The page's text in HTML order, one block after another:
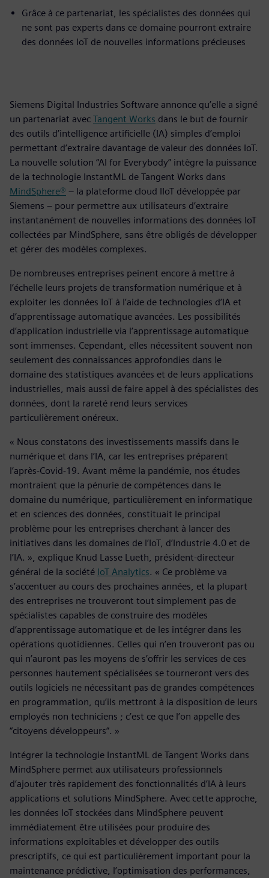
Grâce à ce partenariat, les spécialistes des données qui
ne sont pas experts dans ce domaine pourront extraire
des données IoT de nouvelles informations précieuses
Siemens Digital Industries Software annonce qu’elle a signé
un partenariat avec Tangent Works dans le but de fournir
des outils d’intelligence artificielle (IA) simples d’emploi
permettant d’extraire davantage de valeur des données IoT.
La nouvelle solution “AI for Everybody” intègre la puissance
de la technologie InstantML de Tangent Works dans
MindSphere® – la plateforme cloud IIoT développée par
Siemens – pour permettre aux utilisateurs d’extraire
instantanément de nouvelles informations des données IoT
collectées par MindSphere, sans être obligés de développer
et gérer des modèles complexes.
De nombreuses entreprises peinent encore à mettre à
l’échelle leurs projets de transformation numérique et à
exploiter les données IoT à l’aide de technologies d’IA et
d’apprentissage automatique avancées. Les possibilités
d’application industrielle via l’apprentissage automatique
sont immenses. Cependant, elles nécessitent souvent non
seulement des connaissances approfondies dans le
domaine des statistiques avancées et de leurs applications
industrielles, mais aussi de faire appel à des spécialistes des
données, dont la rareté rend leurs services
particulièrement onéreux.
« Nous constatons des investissements massifs dans le
numérique et dans l’IA, car les entreprises préparent
l’après-Covid-19. Avant même la pandémie, nos études
montraient que la pénurie de compétences dans le
domaine du numérique, particulièrement en informatique
et en sciences des données, constituait le principal
problème pour les entreprises cherchant à lancer des
initiatives dans les domaines de l’IoT, d’Industrie 4.0 et de
l’IA. », explique Knud Lasse Lueth, président-directeur
général de la société IoT Analytics. « Ce problème va
s’accentuer au cours des prochaines années, et la plupart
des entreprises ne trouveront tout simplement pas de
spécialistes capables de construire des modèles
d’apprentissage automatique et de les intégrer dans les
opérations quotidiennes. Celles qui n’en trouveront pas ou
qui n’auront pas les moyens de s’offrir les services de ces
personnes hautement spécialisées se tourneront vers des
outils logiciels ne nécessitant pas de grandes compétences
en programmation, qu’ils mettront à la disposition de leurs
employés non techniciens ; c’est ce que l’on appelle des
“citoyens développeurs”. »
Intégrer la technologie InstantML de Tangent Works dans
MindSphere permet aux utilisateurs professionnels
d’ajouter très rapidement des fonctionnalités d’IA à leurs
applications et solutions MindSphere. Avec cette approche,
les données IoT stockées dans MindSphere peuvent
immédiatement être utilisées pour produire des
informations exploitables et développer des outils
prescriptifs, ce qui est particulièrement important pour la
maintenance prédictive, l’optimisation des performances,